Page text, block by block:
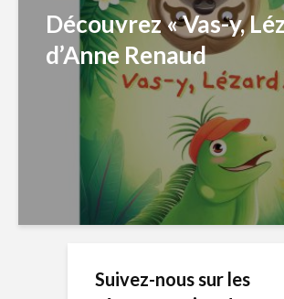
Découvrez « Vas-y,
d’Anne Renaud
Suivez-nous sur les